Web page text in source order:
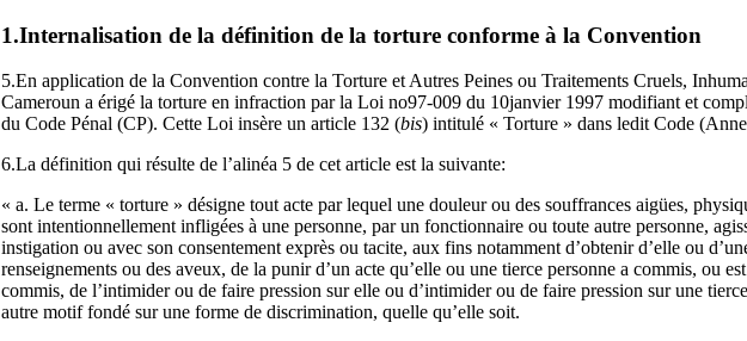
1.Internalisation de la définition de la torture conforme à la Convention
5.En application de la Convention contre la Torture et Autres Peines ou Traitements Cruels,
Cameroun a érigé la torture en infraction par la Loi no97-009 du 10janvier 1997 modifiant et
du Code Pénal (CP). Cette Loi insère un article 132 (bis) intitulé « Torture » dans ledit Code
6.La définition qui résulte de l’alinéa 5 de cet article est la suivante:
« a. Le terme « torture » désigne tout acte par lequel une douleur ou des souffrances aigües,
sont intentionnellement infligées à une personne, par un fonctionnaire ou toute autre personne,
instigation ou avec son consentement exprès ou tacite, aux fins notamment d’obtenir d’elle ou
renseignements ou des aveux, de la punir d’un acte qu’elle ou une tierce personne a commis, ou
commis, de l’intimider ou de faire pression sur elle ou d’intimider ou de faire pression sur une
autre motif fondé sur une forme de discrimination, quelle qu’elle soit.